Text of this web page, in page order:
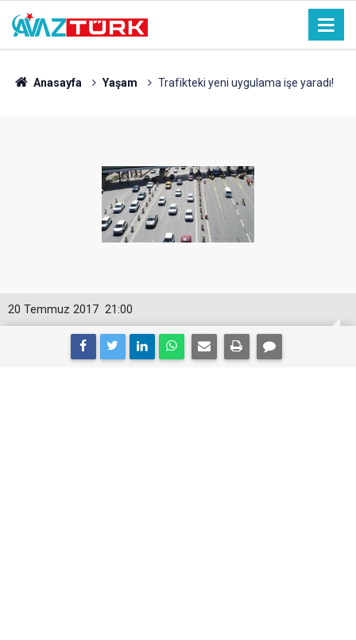
Anasayfa Yaşam Trafikteki yeni uygulama işe yaradı!
21:00
20 Temmuz 2017